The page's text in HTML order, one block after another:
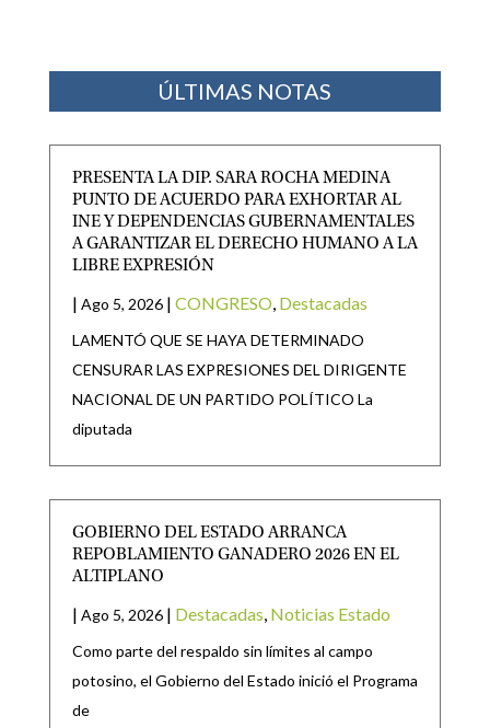
ÚLTIMAS NOTAS
PRESENTA LA DIP. SARA ROCHA MEDINA
PUNTO DE ACUERDO PARA EXHORTAR AL
INE Y DEPENDENCIAS GUBERNAMENTALES
A GARANTIZAR EL DERECHO HUMANO A LA
LIBRE EXPRESIÓN
| Ago 5, 2026 | CONGRESO, Destacadas
LAMENTÓ QUE SE HAYA DETERMINADO
CENSURAR LAS EXPRESIONES DEL DIRIGENTE
NACIONAL DE UN PARTIDO POLÍTICO La
diputada
GOBIERNO DEL ESTADO ARRANCA
REPOBLAMIENTO GANADERO 2026 EN EL
ALTIPLANO
| Ago 5, 2026 | Destacadas, Noticias Estado
Como parte del respaldo sin límites al campo
potosino, el Gobierno del Estado inició el Programa
de